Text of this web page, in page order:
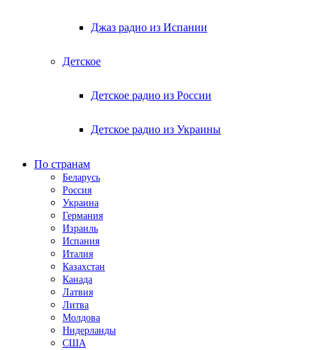
Джаз радио из Испании
Детское
Детское радио из России
Детское радио из Украины
По странам
Беларусь
Россия
Украина
Германия
Израиль
Испания
Италия
Казахстан
Канада
Латвия
Литва
Молдова
Нидерланды
США